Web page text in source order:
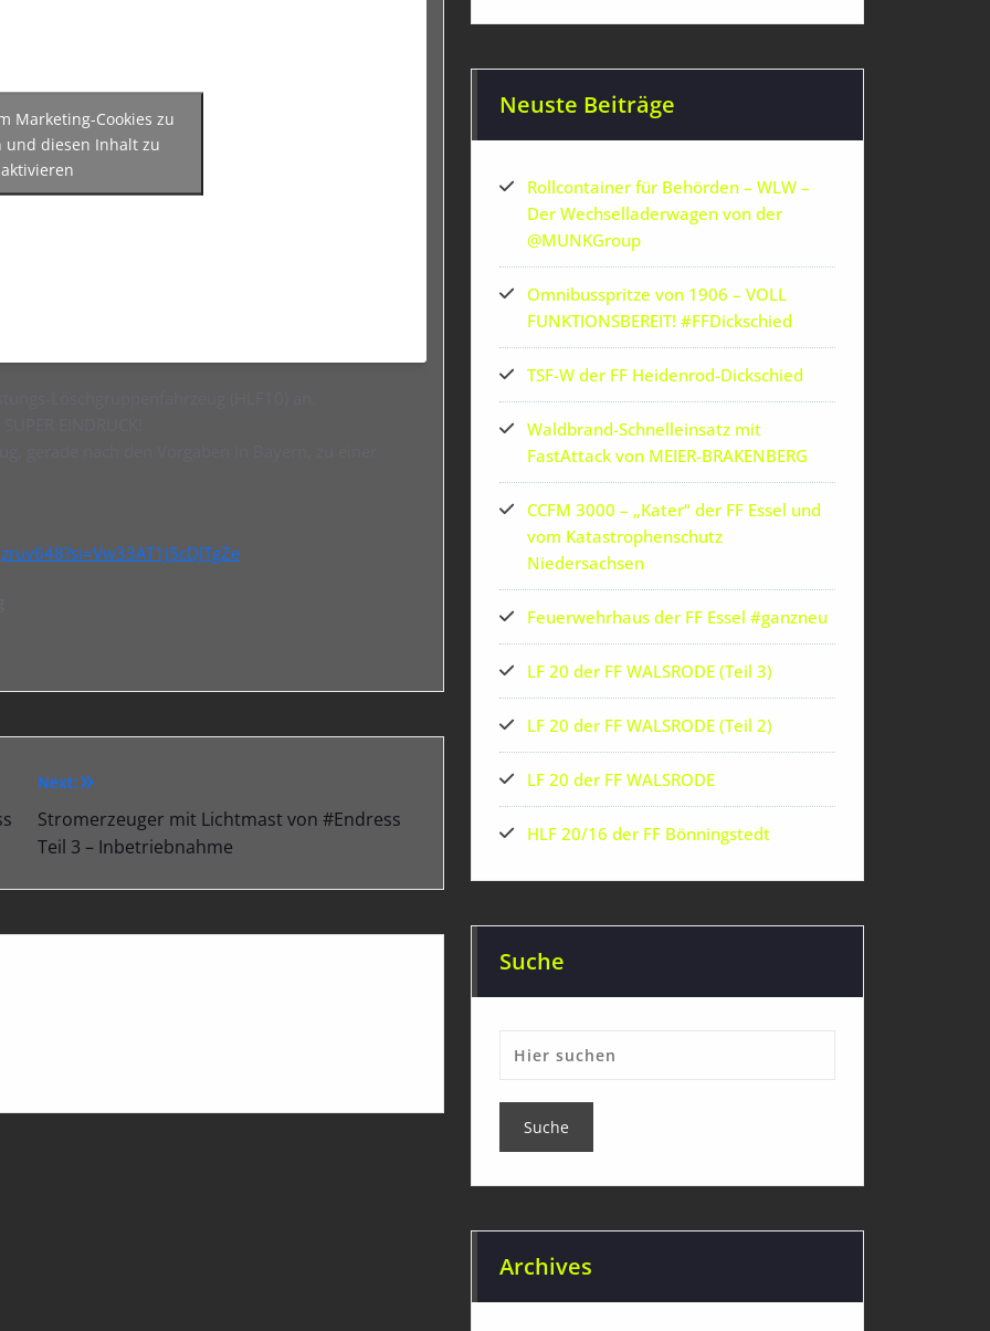
Marketing-Cookies zu
und diesen Inhalt zu
aktivieren
Next:
Stromerzeuger mit Lichtmast von #Endress
Teil 3 – Inbetriebnahme
Neuste Beiträge
Rollcontainer für Behörden – WLW –
Der Wechselladerwagen von der
‪@MUNKGroup‬
Omnibusspritze von 1906 – VOLL
FUNKTIONSBEREIT! #FFDickschied
TSF-W der FF Heidenrod-Dickschied
Waldbrand-Schnelleinsatz mit
FastAttack von MEIER-BRAKENBERG
CCFM 3000 – „Kater“ der FF Essel und
vom Katastrophenschutz
Niedersachsen
Feuerwehrhaus der FF Essel #ganzneu
LF 20 der FF WALSRODE (Teil 3)
LF 20 der FF WALSRODE (Teil 2)
LF 20 der FF WALSRODE
HLF 20/16 der FF Bönningstedt
Suche
Archives